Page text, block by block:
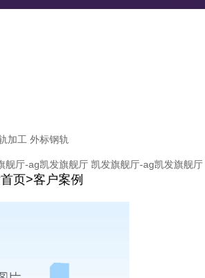
加工 外标钢轨
舰厅-ag凯发旗舰厅 凯发旗舰厅-ag凯发旗舰厅
页>客户案例